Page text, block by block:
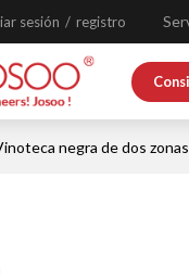
sesión / registro
negra de dos zonas